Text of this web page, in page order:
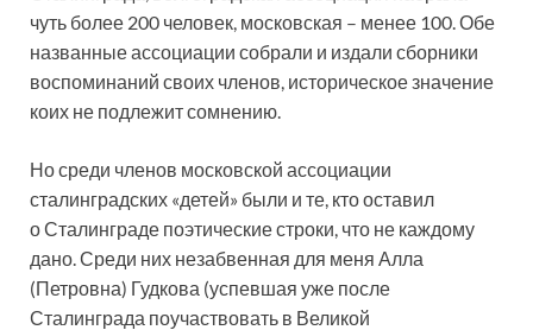
чуть более 200 человек, московская – менее 100. Обе
названные ассоциации собрали и издали сборники
воспоминаний своих членов, историческое значение
коих не подлежит сомнению.
Но среди членов московской ассоциации
сталинградских «детей» были и те, кто оставил
о Сталинграде поэтические строки, что не каждому
дано. Среди них незабвенная для меня Алла
(Петровна) Гудкова (успевшая уже после
Сталинграда поучаствовать в Великой